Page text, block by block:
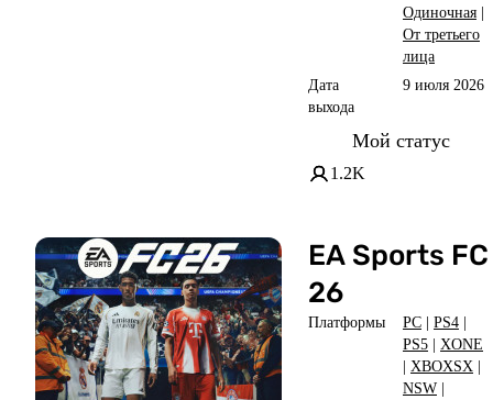
Одиночная |
От третьего
лица
Дата
выхода
9 июля 2026
Мой статус
1.2K
EA Sports FC
26
Платформы PC | PS4 |
PS5 | XONE
| XBOXSX |
NSW |